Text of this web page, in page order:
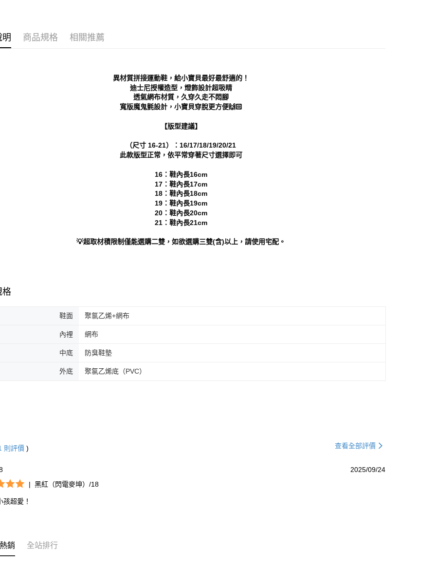
https://aftee.tw/terms/#terms3
３．未成年的使用者請事先徵得法定代理人或監護人之同意方可使用
「AFTEE先享後付」，若未經同意申辦者引起之損失，本公司不負相關責
任。
即時審查核予不同之上限額度；若仍有額度不足之情形，本公司將視審查
結果請求用戶進行身份認證。
形，恩沛科技股份有限公司將有權停止該用戶之使用額度並採取法律行
動。
❚ 日常經典款式
❚ 店員私心推薦
明 商品規格 相關推薦
異材質拼接運動鞋，給小寶貝最好最舒適的！
迪士尼授權造型，燈飾設計超吸睛
透氣網布材質，久穿久走不悶腳
寬版魔鬼氈設計，小寶貝穿脫更方便🙌🏻
【版型建議】
（尺寸 16-21）：16/17/18/19/20/21
此款版型正常，依平常穿著尺寸選擇即可
16：鞋內長16cm
17：鞋內長17cm
18：鞋內長18cm
19：鞋內長19cm
20：鞋內長20cm
21：鞋內長21cm
💡超取材積限制僅能選購二雙，如欲選購三雙(含)以上，請使用宅配。
格
鞋面 聚氯乙烯+網布
內裡 網布
中底 防臭鞋墊
外底 聚氯乙烯底（PVC）
則評價 ) 查看全部評價
2025/09/24
| 黑紅（閃電麥坤）/18
孩超愛！
銷 全站排行